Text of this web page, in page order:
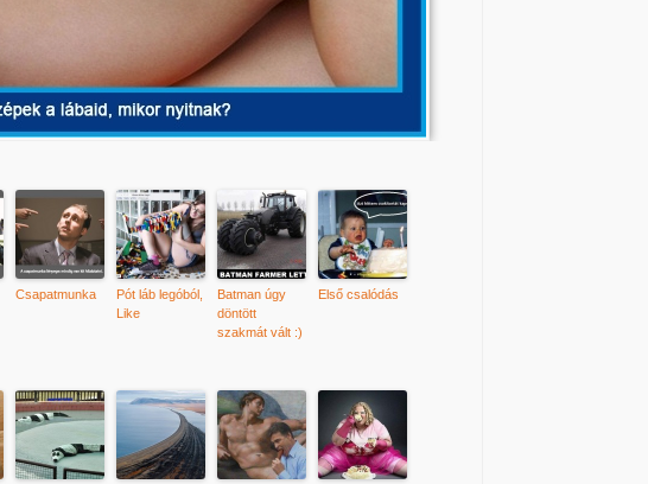
Csapatmunka
Pót láb legóból,
Like
Batman úgy
döntött
szakmát vált :)
Első csalódás